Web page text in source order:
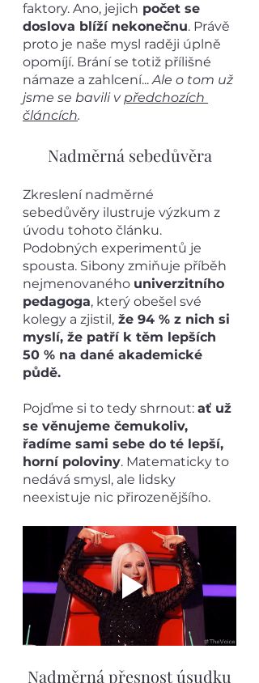
faktory. Ano, jejich počet se
doslova blíží nekonečnu. Právě
proto je naše mysl raději úplně
opomíjí. Brání se totiž přílišné
námaze a zahlcení... Ale o tom už
jsme se bavili v předchozích
článcích.
Nadměrná sebedůvěra
Zkreslení nadměrné
sebedůvěry ilustruje výzkum z
úvodu tohoto článku.
Podobných experimentů je
spousta. Sibony zmiňuje příběh
nejmenovaného univerzitního
pedagoga, který obešel své
kolegy a zjistil, že 94 % z nich si
myslí, že patří k těm lepších
50 % na dané akademické
půdě.
Pojďme si to tedy shrnout: ať už
se věnujeme čemukoliv,
řadíme sami sebe do té lepší,
horní poloviny. Matematicky to
nedává smysl, ale lidsky
neexistuje nic přirozenějšího.
Nadměrná přesnost úsudku